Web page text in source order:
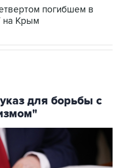
погибшем в
на Крым
для борьбы с